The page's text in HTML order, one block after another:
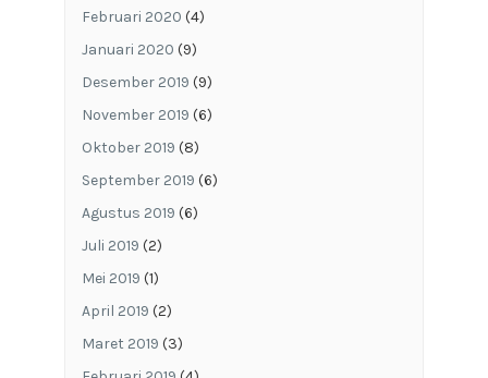
Februari 2020 (4)
Januari 2020 (9)
Desember 2019 (9)
November 2019 (6)
Oktober 2019 (8)
September 2019 (6)
Agustus 2019 (6)
Juli 2019 (2)
Mei 2019 (1)
April 2019 (2)
Maret 2019 (3)